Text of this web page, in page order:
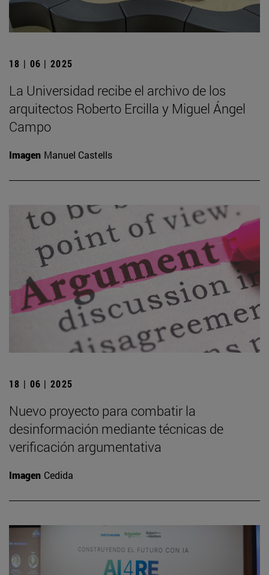
18 | 06 | 2025
La Universidad recibe el archivo de los
arquitectos Roberto Ercilla y Miguel Ángel
Campo
Imagen Manuel Castells
18 | 06 | 2025
Nuevo proyecto para combatir la
desinformación mediante técnicas de
verificación argumentativa
Imagen Cedida